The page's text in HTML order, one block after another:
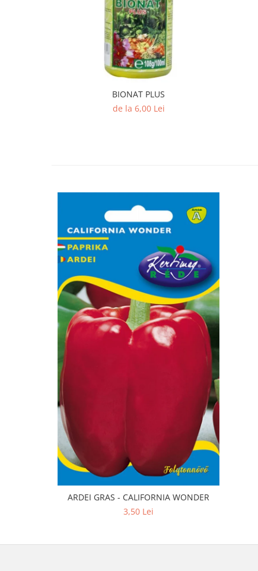
BIONAT PLUS
de la 6,00 Lei
ARDEI GRAS - CALIFORNIA WONDER
3,50 Lei